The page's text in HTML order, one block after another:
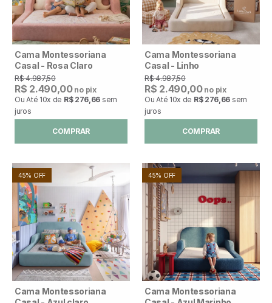
Cama Montessoriana
Casal - Rosa Claro
R$ 4.987,50
R$ 2.490,00no pix
Ou Até 10x de R$ 276,66 sem
juros
COMPRAR
Cama Montessoriana
Casal - Linho
R$ 4.987,50
R$ 2.490,00no pix
Ou Até 10x de R$ 276,66 sem
juros
COMPRAR
45% OFF
Cama Montessoriana
45% OFF
Cama Montessoriana